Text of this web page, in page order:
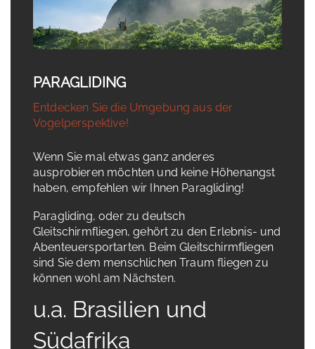
PARAGLIDING
Entdecken Sie die Umgebung aus der
Vogelperspektive!
Wenn Sie mal etwas ganz anderes
ausprobieren möchten und keine Höhenangst
haben, empfehlen wir Ihnen Paragliding!
Paragliding, oder zu deutsch
Gleitschirmfliegen, gehört zu den Erlebnis- und
Abenteuersportarten. Beim Gleitschirmfliegen
sind Sie dem menschlichen Traum fliegen zu
können wohl am Nächsten.
u.a. Brasilien und
Südafrika